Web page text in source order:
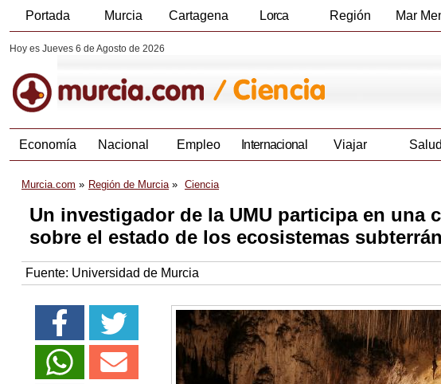
Portada Murcia Cartagena Lorca Región Mar
Hoy es Jueves 6 de Agosto de 2026
Economía Nacional Empleo Internacional Viajar Salud
Murcia.com Región de Murcia Ciencia
Un investigador de la UMU participa en una
sobre el estado de los ecosistemas
Fuente: Universidad de Murcia